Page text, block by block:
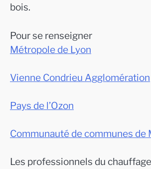
bois.
Pour se renseigner
Métropole de Lyon
Vienne Condrieu Agglomération
Pays de l’Ozon
Communauté de communes de
Les professionnels du